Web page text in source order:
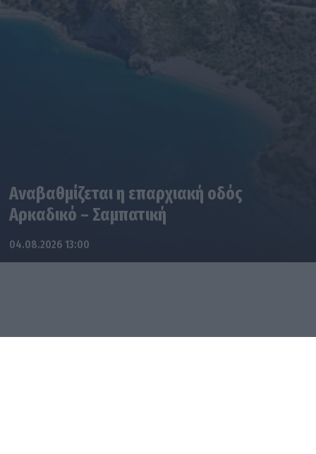
Αναβαθμίζεται η επαρχιακή οδός
Αρκαδικό – Σαμπατική
04.08.2026 13:00